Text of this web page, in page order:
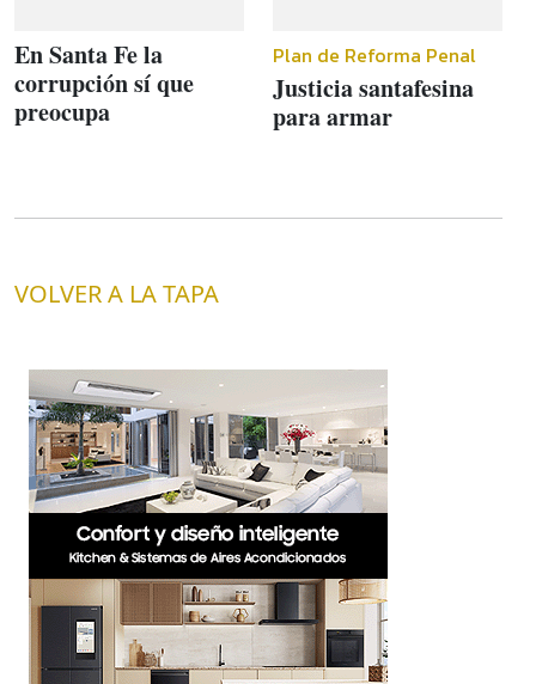
En Santa Fe la
corrupción sí que
preocupa
Plan de Reforma Penal
Justicia santafesina
para armar
VOLVER A LA TAPA